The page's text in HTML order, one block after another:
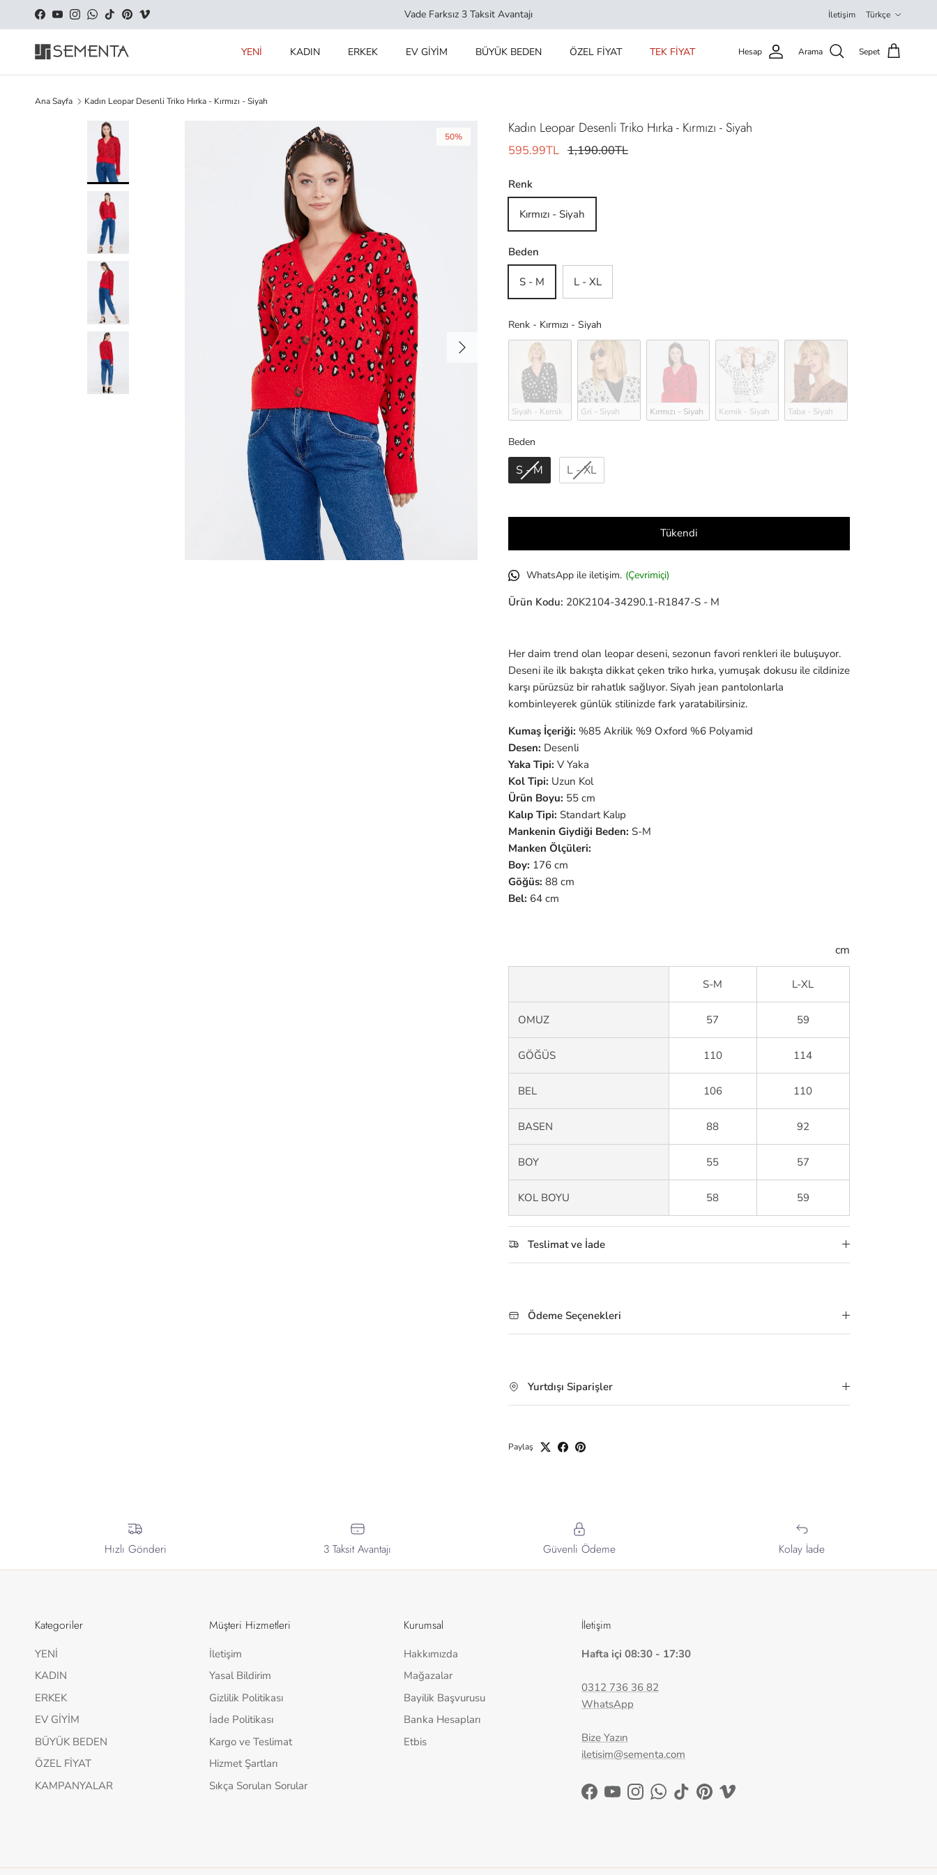
İçeriği geç
Facebook
YouTubeInstagramWhatsApp
TikTokPinterestVimeo Vade Farksız 3 Taksit Avantajı İletişim Türkçe
YENİ KADIN ERKEK EV GİYİM BÜYÜK BEDEN ÖZEL FİYAT TEK FİYAT Hesap Arama Sepet
Ana Sayfa Kadın Leopar Desenli Triko Hırka - Kırmızı - Siyah
Sonraki
50% Kadın Leopar Desenli Triko Hırka - Kırmızı - Siyah
595.99TL 1,190.00TL
Renk
Kırmızı - Siyah
Beden
S - M L - XL
Renk - Kırmızı - SiyahRenk
Siyah - Kemik Gri - Siyah Kırmızı - Siyah Kemik - Siyah Taba - Siyah
Beden
Beden
S - M L - XL
Tükendi
WhatsApp ile iletişim. (Çevrimiçi)
Ürün Kodu: 20K2104-34290.1-R1847-S - M
Her daim trend olan leopar deseni, sezonun favori renkleri ile buluşuyor.
Deseni ile ilk bakışta dikkat çeken triko hırka, yumuşak dokusu ile cildinize
karşı pürüzsüz bir rahatlık sağlıyor. Siyah jean pantolonlarla
kombinleyerek günlük stilinizde fark yaratabilirsiniz.
Kumaş İçeriği: %85 Akrilik %9 Oxford %6 Polyamid
Desen: Desenli
Yaka Tipi: V Yaka
Kol Tipi: Uzun Kol
Ürün Boyu: 55 cm
Kalıp Tipi: Standart Kalıp
Mankenin Giydiği Beden: S-M
Manken Ölçüleri:
Boy: 176 cm
Göğüs: 88 cm
Bel: 64 cm
cm
S-M L-XL
OMUZ 57 59
GÖĞÜS 110 114
BEL 106 110
BASEN 88 92
BOY 55 57
KOL BOYU 58 59
Teslimat ve İade
Ödeme Seçenekleri
Yurtdışı Siparişler
Paylaş
Hızlı Gönderi 3 Taksit Avantajı Güvenli Ödeme Kolay İade
Kategoriler
YENİ
KADIN
ERKEK
EV GİYİM
BÜYÜK BEDEN
ÖZEL FİYAT
KAMPANYALAR
Müşteri Hizmetleri
İletişim
Yasal Bildirim
Gizlilik Politikası
İade Politikası
Kargo ve Teslimat
Hizmet Şartları
Sıkça Sorulan Sorular
Kurumsal
Hakkımızda
Mağazalar
Bayilik Başvurusu
Banka Hesapları
Etbis
İletişim
Hafta içi 08:30 - 17:30
0312 736 36 82
WhatsApp
Bize Yazın
iletisim@sementa.com
Facebook
YouTubeInstagramWhatsApp
TikTokPinterestVimeo